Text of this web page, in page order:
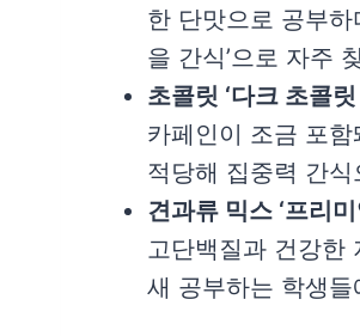
한 단맛으로 공부
을 간식’으로 자주
초콜릿 ‘다크 초콜릿
카페인이 조금 포
적당해 집중력 간식
견과류 믹스 ‘프리
고단백질과 건강한
새 공부하는 학생